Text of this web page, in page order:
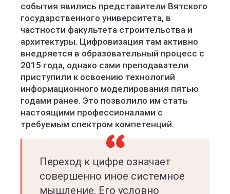
события явились представители Вятского
государственного университета, в
частности факультета строительства и
архитектуры. Цифровизация там активно
внедряется в образовательный процесс с
2015 года, однако сами преподаватели
приступили к освоению технологий
информационного моделирования пятью
годами ранее. Это позволило им стать
настоящими профессионалами с
требуемым спектром компетенций.
Переход к цифре означает
совершенно иное системное
мышление. Его условно